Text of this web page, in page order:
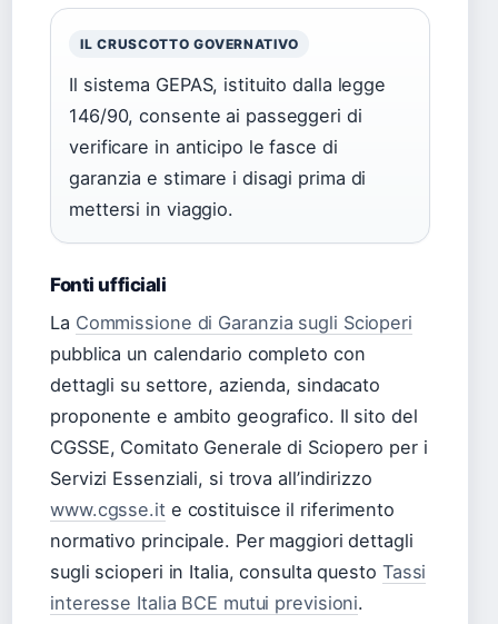
IL CRUSCOTTO GOVERNATIVO
Il sistema GEPAS, istituito dalla legge
146/90, consente ai passeggeri di
verificare in anticipo le fasce di
garanzia e stimare i disagi prima di
mettersi in viaggio.
Fonti ufficiali
La Commissione di Garanzia sugli Scioperi
pubblica un calendario completo con
dettagli su settore, azienda, sindacato
proponente e ambito geografico. Il sito del
CGSSE, Comitato Generale di Sciopero per i
Servizi Essenziali, si trova all’indirizzo
www.cgsse.ite costituisce il riferimento
normativo principale. Per maggiori dettagli
sugli scioperi in Italia, consulta questo Tassi
interesse Italia BCE mutui previsioni.